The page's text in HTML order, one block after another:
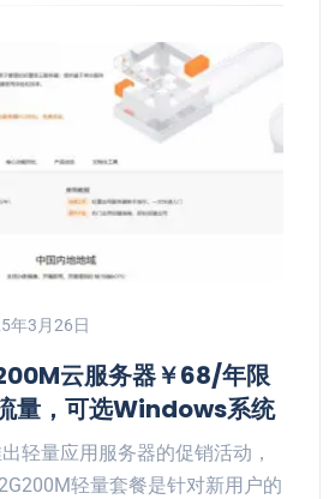
年3月26日
云服务器￥68/年限
量，可选Windows系统
轻量应用服务器的促销活动，
轻量套餐是针对新用户的